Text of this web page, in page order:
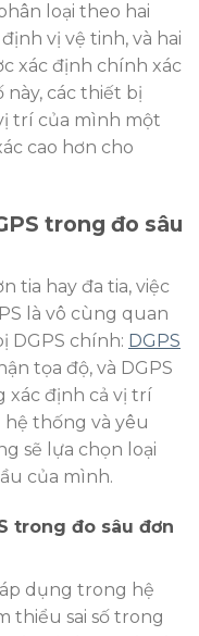
loại theo hai
vị vệ tinh, và hai
xác định chính xác
các thiết bị
trí của mình một
cao hơn cho
trong đo sâu
tia hay đa tia, việc
là vô cùng quan
DGPS chính: DGPS
tọa độ, và DGPS
xác định cả vị trí
thống và yêu
sẽ lựa chọn loại
của mình.
trong đo sâu đơn
dụng trong hệ
thiểu sai số trong